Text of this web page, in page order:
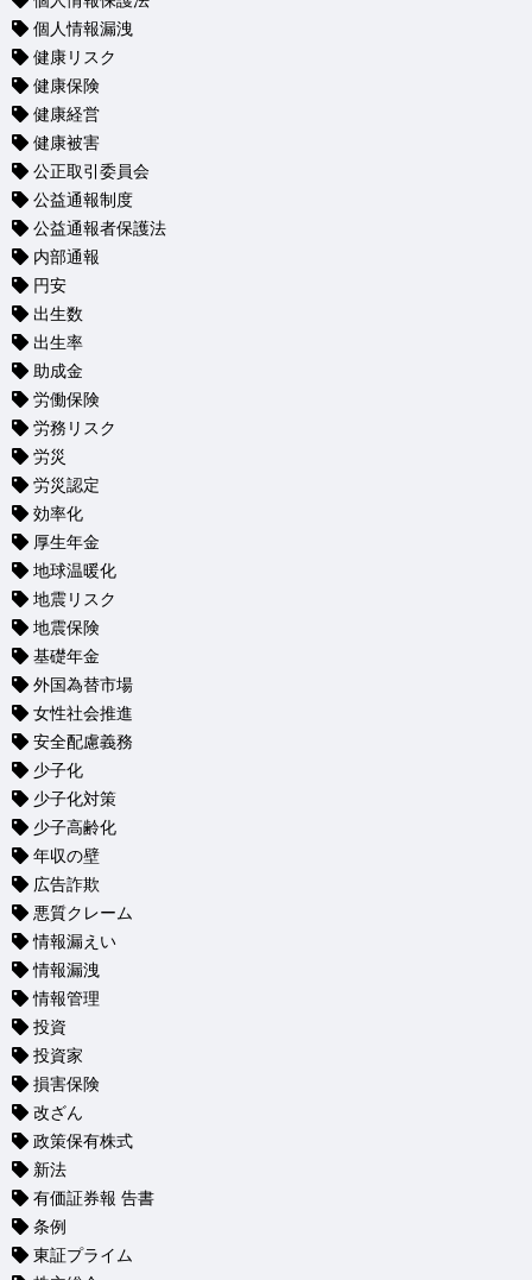
個人情報漏洩
健康リスク
健康保険
健康経営
健康被害
公正取引委員会
公益通報制度
公益通報者保護法
内部通報
円安
出生数
出生率
助成金
労働保険
労務リスク
労災
労災認定
効率化
厚生年金
地球温暖化
地震リスク
地震保険
基礎年金
外国為替市場
女性社会推進
安全配慮義務
少子化
少子化対策
少子高齢化
年収の壁
広告詐欺
悪質クレーム
情報漏えい
情報漏洩
情報管理
投資
投資家
損害保険
改ざん
政策保有株式
新法
有価証券報 告書
条例
東証プライム